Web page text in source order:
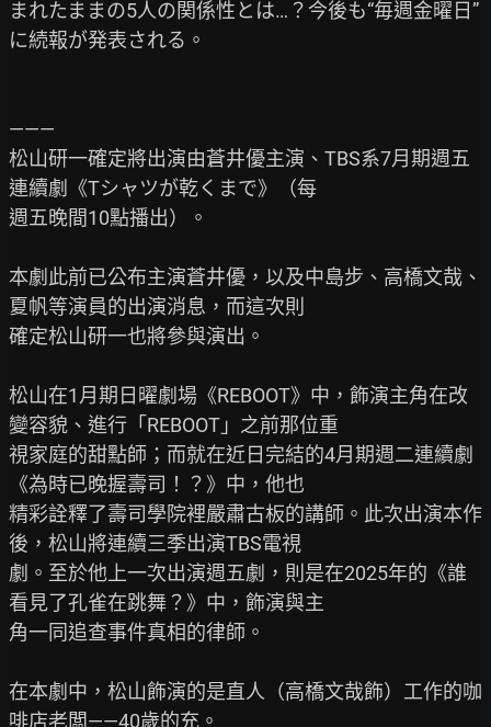
まれたままの5人の関係性とは…？今後も“毎週金曜日”
に続報が発表される。
———
松山研一確定將出演由蒼井優主演、TBS系7月期週五
連續劇《Tシャツが乾くまで》（每
週五晚間10點播出）。
本劇此前已公布主演蒼井優，以及中島步、高橋文哉、
夏帆等演員的出演消息，而這次則
確定松山研一也將參與演出。
松山在1月期日曜劇場《REBOOT》中，飾演主角在改
變容貌、進行「REBOOT」之前那位重
視家庭的甜點師；而就在近日完結的4月期週二連續劇
《為時已晚握壽司！？》中，他也
精彩詮釋了壽司學院裡嚴肅古板的講師。此次出演本作
後，松山將連續三季出演TBS電視
劇。至於他上一次出演週五劇，則是在2025年的《誰
看見了孔雀在跳舞？》中，飾演與主
角一同追查事件真相的律師。
在本劇中，松山飾演的是直人（高橋文哉飾）工作的咖
啡店老闆——40歲的充。